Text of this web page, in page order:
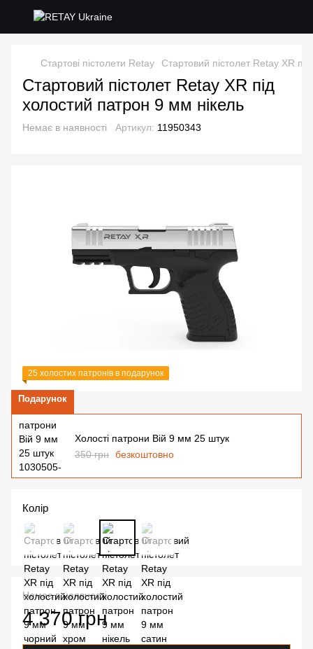
Стартові пістолети Retay Стартовий пістолет Retay XR
Стартовий пістолет Retay XR під
холостий патрон 9 мм нікель
Немає в наявності Артикул: 11950343
25 холостих патронів в подарунок
Подарунок
Холості патрони Вій 9 мм 25 штук
350 грн безкоштовно
Колір
Немає в наявності
4 370 грн